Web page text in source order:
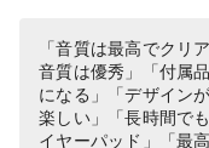
「音質は最高でクリ
音質は優秀」「付属
になる」「デザイン
楽しい」「長時間で
イヤーパッド」「最